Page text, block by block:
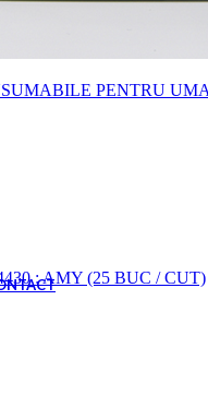
Reactivi șiPENTRU
: AMY (25 BUC / CUT)